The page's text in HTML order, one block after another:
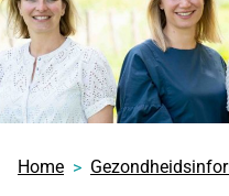
Home